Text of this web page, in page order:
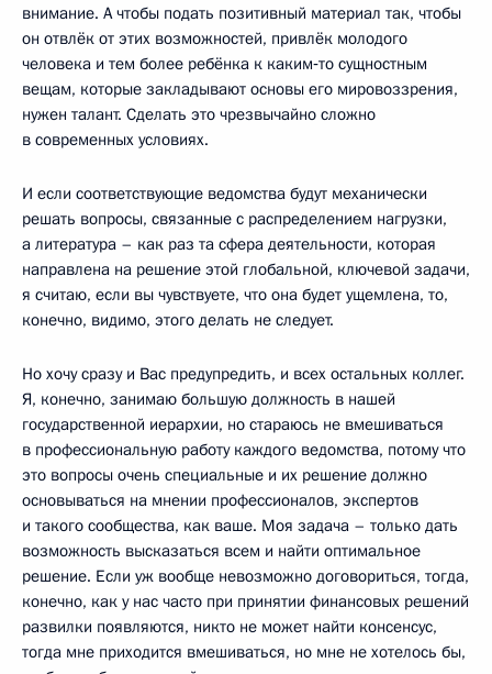
внимание. А чтобы подать позитивный материал так, чтобы
он отвлёк от этих возможностей, привлёк молодого
человека и тем более ребёнка к каким‑то сущностным
вещам, которые закладывают основы его мировоззрения,
нужен талант. Сделать это чрезвычайно сложно
в современных условиях.
И если соответствующие ведомства будут механически
решать вопросы, связанные с распределением нагрузки,
а литература – как раз та сфера деятельности, которая
направлена на решение этой глобальной, ключевой задачи,
я считаю, если вы чувствуете, что она будет ущемлена, то,
конечно, видимо, этого делать не следует.
Но хочу сразу и Вас предупредить, и всех остальных коллег.
Я, конечно, занимаю большую должность в нашей
государственной иерархии, но стараюсь не вмешиваться
в профессиональную работу каждого ведомства, потому что
это вопросы очень специальные и их решение должно
основываться на мнении профессионалов, экспертов
и такого сообщества, как ваше. Моя задача – только дать
возможность высказаться всем и найти оптимальное
решение. Если уж вообще невозможно договориться, тогда,
конечно, как у нас часто при принятии финансовых решений
развилки появляются, никто не может найти консенсус,
тогда мне приходится вмешиваться, но мне не хотелось бы,